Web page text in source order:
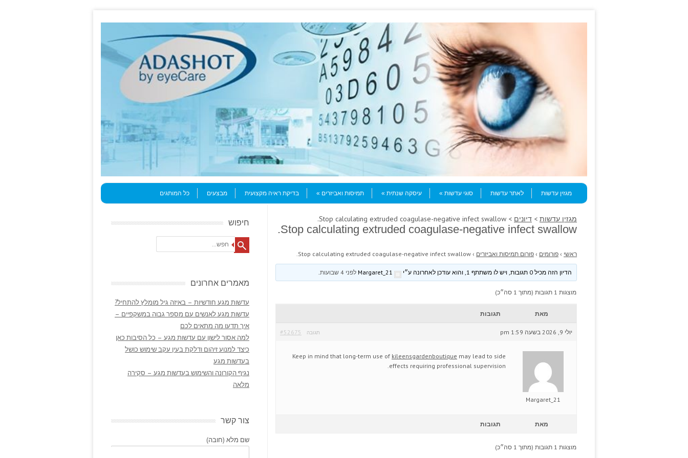
Menu
Skip to content
מגזין עדשות
לאתר עדשות סוגי עדשות עיסקה שנתית תמיסות ואביזרים בדיקת ראיה מקצועית מבצעים כל המותגים
מגזין עדשות > דיונים > Stop calculating extruded coagulase-negative infect swallow.
Stop calculating extruded coagulase-negative infect swallow.
ראשי › פורומים › פורום תמיסות ואביזרים ›
Stop calculating extruded coagulase-negative infect swallow.
הדיון הזה מכיל 0 תגובות, ויש לו משתתף 1, והוא עודכן לאחרונה ע״י לפני 4 שבועות
מוצגות 1 תגובות (מתוך 1 סה״כ)
מאת תגובות
יולי 9, 2026 בשעה 1:59 pm #52675 תגובה
Margaret_21
Keep in mind that long-term use of kileensgardenboutique may lead to side
effects requiring professional supervision.
מאת תגובות
מוצגות 1 תגובות (מתוך 1 סה״כ)
חיפוש
Search
מאמרים אחרונים
עדשות מגע חודשיות – באיזה גיל מומלץ להתחיל?
עדשות מגע לאנשים עם מספר גבוה במשקפיים –
איך תדעו מה מתאים לכם
למה אסור לישון עם עדשות מגע – כל הסיבות כאן
כיצד למנוע זיהום ודלקת בעין עקב שימוש כושל
בעדשות מגע
נגיף הקורונה והשימוש בעדשות מגע – סקירה
מלאה
צור קשר
שם מלא (חובה)